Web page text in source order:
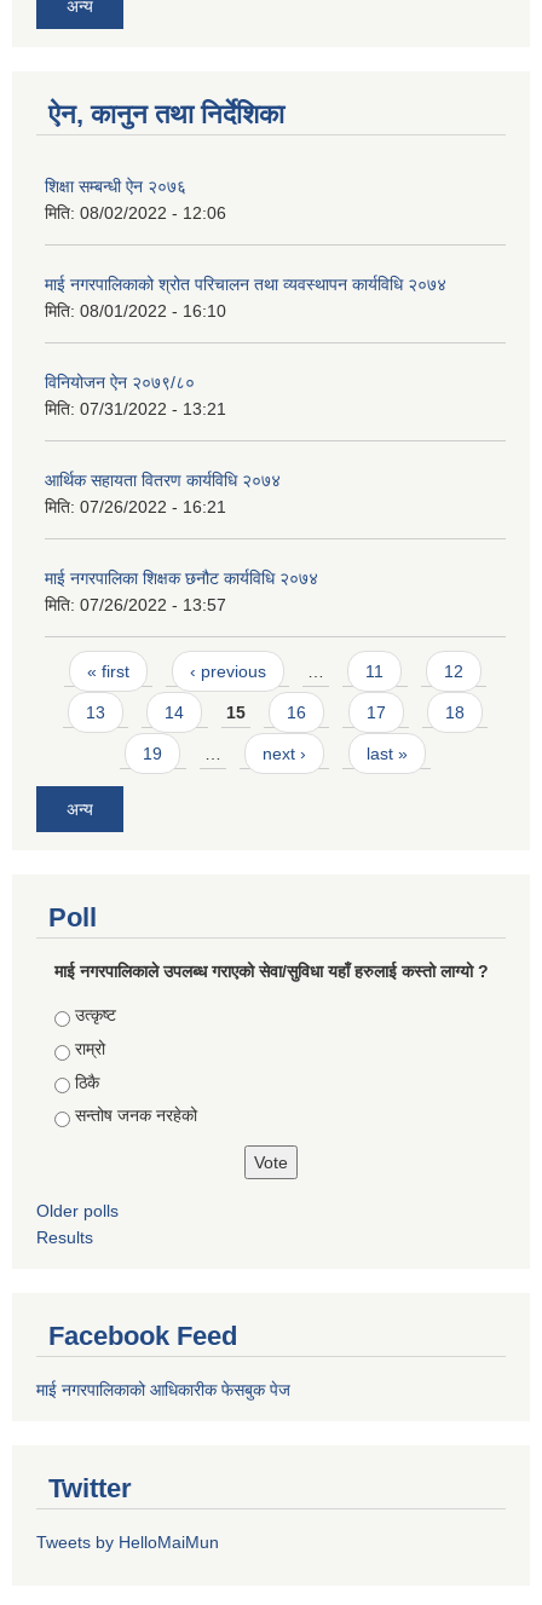
अन्य
ऐन, कानुन तथा निर्देशिका
शिक्षा सम्बन्धी ऐन २०७६
मिति: 08/02/2022 - 12:06
माई नगरपालिकाको श्रोत परिचालन तथा व्यवस्थापन कार्यविधि २०७४
मिति: 08/01/2022 - 16:10
विनियोजन ऐन २०७९/८०
मिति: 07/31/2022 - 13:21
आर्थिक सहायता वितरण कार्यविधि २०७४
मिति: 07/26/2022 - 16:21
माई नगरपालिका शिक्षक छनौट कार्यविधि २०७४
मिति: 07/26/2022 - 13:57
Pages
« first ‹ previous 11 12
13 14 15 16 17 18
19 next › last »
अन्य
Poll
माई नगरपालिकाले उपलब्ध गराएको सेवा/सुविधा यहाँ हरुलाई कस्तो लाग्यो ?
Choices
उत्कृष्ट
राम्रो
ठिकै
सन्तोष जनक नरहेको
Older polls
Results
Facebook Feed
माई नगरपालिकाको आधिकारीक फेसबुक पेज
Twitter
Tweets by HelloMaiMun